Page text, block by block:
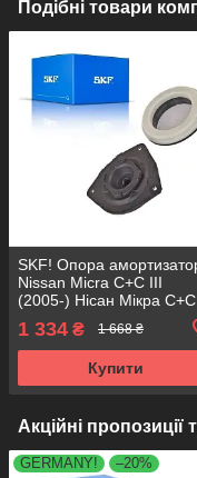
Подібні товари
SKF! Опора
Nissan Micra C+C III
(2005-) Нісан Мікра С+С
III. Передня. Ліва.
, 802369 , KB655.26 ,
VKDA35631
1 334 ₴ 1 668 ₴
Купити
Акційні пропозиції
GERMANY! –20%